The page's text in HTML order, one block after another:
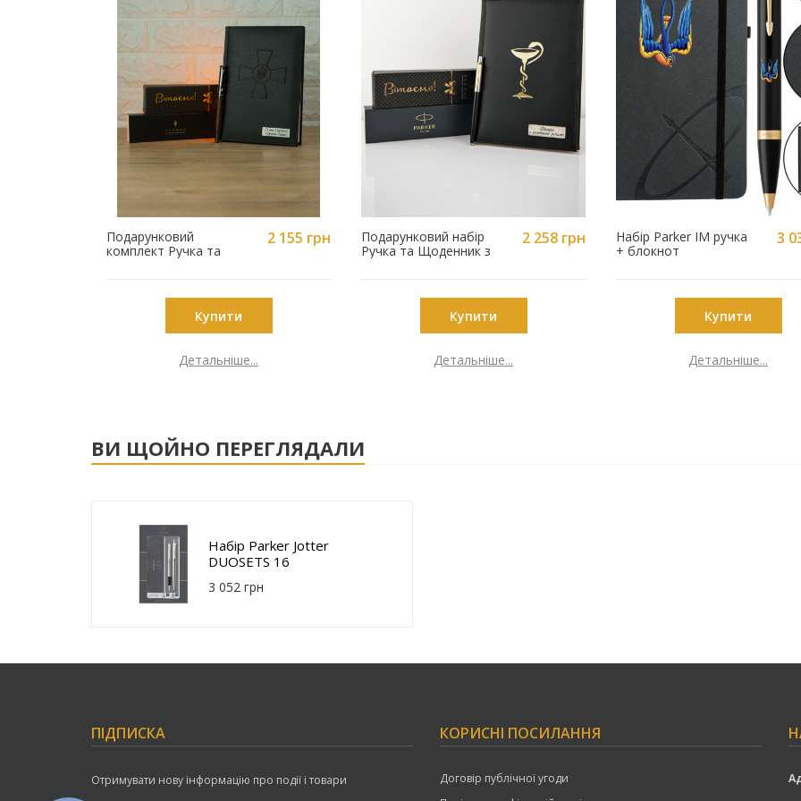
Подарунковий
комплект Ручка та
WM-A5-05BK
2 155 грн
Купити
Детальніше...
Подарунковий набір
Ручка та Щоденник з
2 258 грн
Купити
Детальніше...
Набір Parker IM ручка
+ блокнот
3
Купити
Детальніше...
ВИ ЩОЙНО ПЕРЕГЛЯДАЛИ
Набір Parker Jotter
DUOSETS 16
3 052 грн
ПІДПИСКА
Отримувати нову інформацію про події і товари
КОРИСНІ ПОСИЛАННЯ
Договір публічної угоди